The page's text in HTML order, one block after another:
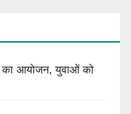
का आयोजन, युवाओं को